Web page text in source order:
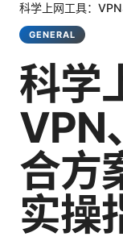
科学上网工具：
GENERAL
科学
VPN
合方
实操